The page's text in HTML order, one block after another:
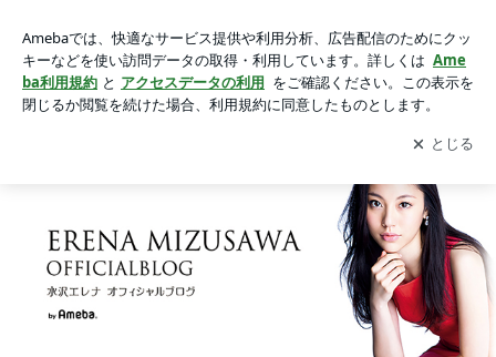
アプリをダウンロードして ブログの更新通知
を受け取りまし
ょう。
開く